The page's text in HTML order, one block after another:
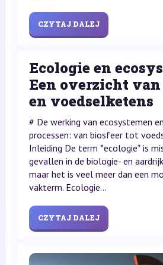
CZYTAJ DALEJ
Ecologie en
Een overzicht van
en voedselketens
# De werking van ecosystemen
processen: van biosfeer tot
Inleiding De term *ecologie* is
gevallen in de biologie- en
maar het is veel meer dan een
vakterm. Ecologie...
CZYTAJ DALEJ